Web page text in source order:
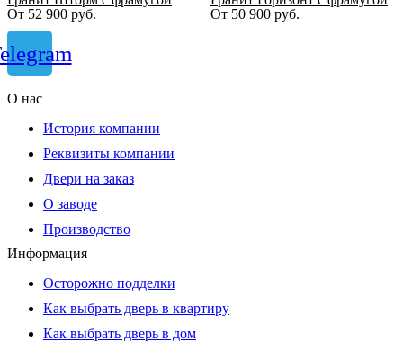
От 52 900 руб.
От 50 900 руб.
О нас
История компании
Реквизиты компании
Двери на заказ
О заводе
Производство
Информация
Осторожно подделки
Как выбрать дверь в квартиру
Как выбрать дверь в дом